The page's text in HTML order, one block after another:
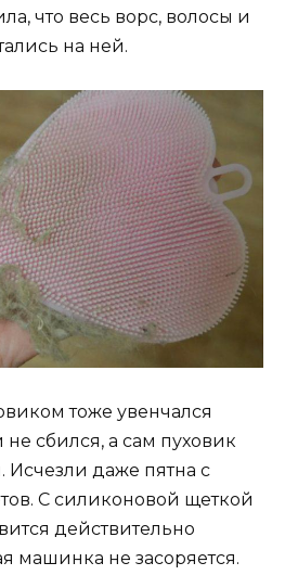
что весь ворс, волосы и
на ней.
тоже увенчался
не сбился, а сам пуховик
Исчезли даже пятна с
С силиконовой щеткой
действительно
машинка не засоряется.